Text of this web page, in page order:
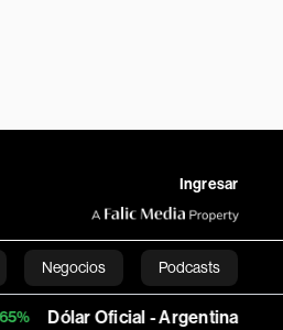
Ingresar
Negocios Podcasts
Oficial - Argentina 1,493.7705